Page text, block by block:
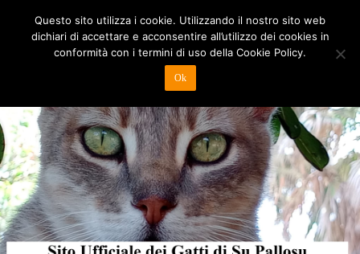
Questo sito utilizza i cookie. Utilizzando il nostro sito web
dichiari di accettare e acconsentire all’utilizzo dei cookies in
conformità con i termini di uso della Cookie Policy.
Ok